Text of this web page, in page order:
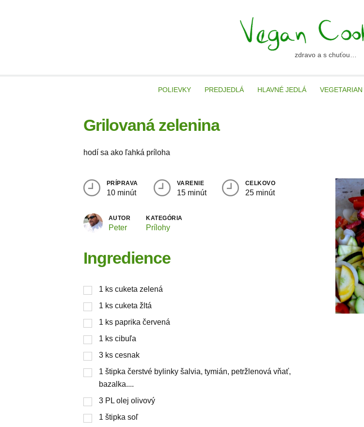
zdravo a s chuťou…
POLIEVKY PREDJEDLÁ HLAVNÉ JEDLÁ VEGETARIAN
Grilovaná zelenina
hodí sa ako ľahká príloha
PRÍPRAVA
10 minút
VARENIE
15 minút
CELKOVO
25 minút
AUTOR
Peter
KATEGÓRIA
Prílohy
Ingredience
1 ks cuketa zelená
1 ks cuketa žltá
1 ks paprika červená
1 ks cibuľa
3 ks cesnak
1 štipka čerstvé bylinky šalvia, tymián, petržlenová vňať,
bazalka....
3 PL olej olivový
1 štipka soľ